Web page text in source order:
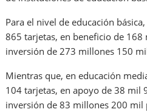
Para el nivel de educación
865 tarjetas, en beneficio de
inversión de 273 millones 150
Mientras que, en educación
104 tarjetas, en apoyo de 38 mil
inversión de 83 millones 200 mil